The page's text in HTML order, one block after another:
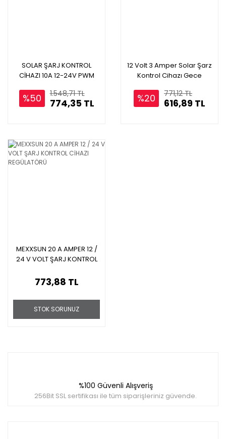
SOLAR ŞARJ KONTROL
CİHAZI 10A 12-24V PWM
%50 1.548,71 TL
774,35 TL
12 Volt 3 Amper Solar Şarz
Kontrol Cihazı Gece
%20 771,12 TL
616,89 TL
MEXXSUN 20 A AMPER 12 /
24 V VOLT ŞARJ KONTROL
773,88 TL
STOK SORUNUZ
%100 Güvenli Alışveriş
256Bit SSL sertifikası ile tüm siparişleriniz güvende.